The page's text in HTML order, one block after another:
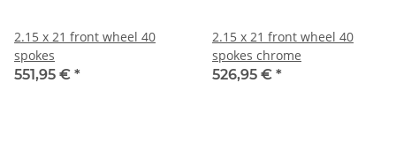
2.15 x 21 front wheel 40
spokes
551,95 € *
2.15 x 21 front wheel 40
spokes chrome
526,95 € *